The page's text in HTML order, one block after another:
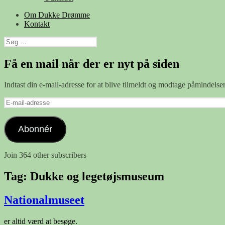
Om Dukke Drømme
Kontakt
Søg
efter:
Få en mail når der er nyt på siden
Indtast din e-mail-adresse for at blive tilmeldt og modtage
E-
mail-
adresse
Abonnér
Join 364 other subscribers
Tag: Dukke og legetøjsmuseum
Nationalmuseet
er altid værd at besøge.